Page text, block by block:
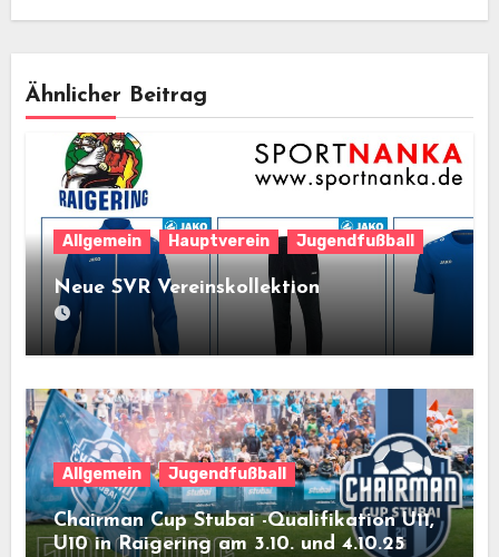
Ähnlicher Beitrag
Allgemein Hauptverein Jugendfußball
Neue SVR Vereinskollektion
Allgemein Jugendfußball
Chairman Cup Stubai -Qualifikation U11,
U10 in Raigering am 3.10. und 4.10.25